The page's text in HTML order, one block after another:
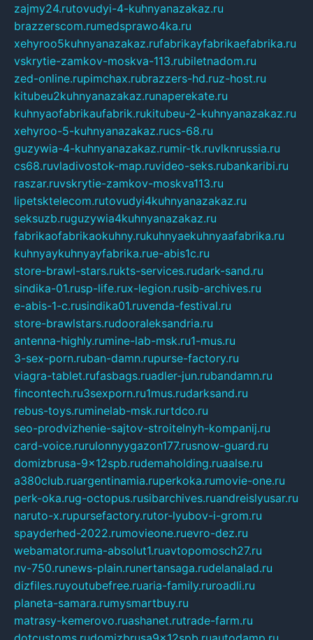
zajmy24.rutovudyi-4-kuhnyanazakaz.ru
brazzerscom.rumedsprawo4ka.ru
xehyroo5kuhnyanazakaz.rufabrikayfabrikaefabrika.ru
vskrytie-zamkov-moskva-113.rubiletnadom.ru
zed-online.rupimchax.rubrazzers-hd.ruz-host.ru
kitubeu2kuhnyanazakaz.runaperekate.ru
kuhnyaofabrikaufabrik.rukitubeu-2-kuhnyanazakaz.ru
xehyroo-5-kuhnyanazakaz.rucs-68.ru
guzywia-4-kuhnyanazakaz.rumir-tk.ruvlknrussia.ru
cs68.ruvladivostok-map.ruvideo-seks.rubankaribi.ru
raszar.ruvskrytie-zamkov-moskva113.ru
lipetsktelecom.rutovudyi4kuhnyanazakaz.ru
seksuzb.ruguzywia4kuhnyanazakaz.ru
fabrikaofabrikaokuhny.rukuhnyaekuhnyaafabrika.ru
kuhnyaykuhnyayfabrika.rue-abis1c.ru
store-brawl-stars.rukts-services.rudark-sand.ru
sindika-01.rusp-life.rux-legion.rusib-archives.ru
e-abis-1-c.rusindika01.ruvenda-festival.ru
store-brawlstars.rudooraleksandria.ru
antenna-highly.rumine-lab-msk.ru1-mus.ru
3-sex-porn.ruban-damn.rupurse-factory.ru
viagra-tablet.rufasbags.ruadler-jun.rubandamn.ru
fincontech.ru3sexporn.ru1mus.rudarksand.ru
rebus-toys.ruminelab-msk.rurtdco.ru
seo-prodvizhenie-sajtov-stroitelnyh-kompanij.ru
card-voice.rurulonnyygazon177.rusnow-guard.ru
domizbrusa-9x12spb.rudemaholding.ruaalse.ru
a380club.ruargentinamia.ruperkoka.rumovie-one.ru
perk-oka.rug-octopus.rusibarchives.ruandreislyusar.ru
naruto-x.rupursefactory.rutor-lyubov-i-grom.ru
spayderhed-2022.rumovieone.ruevro-dez.ru
webamator.ruma-absolut1.ruavtopomosch27.ru
nv-750.runews-plain.runertansaga.rudelanalad.ru
dizfiles.ruyoutubefree.ruaria-family.ruroadli.ru
planeta-samara.rumysmartbuy.ru
matrasy-kemerovo.ruashanet.rutrade-farm.ru